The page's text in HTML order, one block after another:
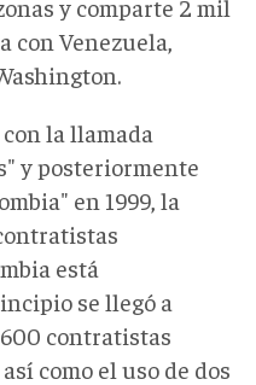
y comparte 2 mil
con Venezuela,
la llamada
y posteriormente
en 1999, la
está
se llegó a
contratistas
como el uso de dos